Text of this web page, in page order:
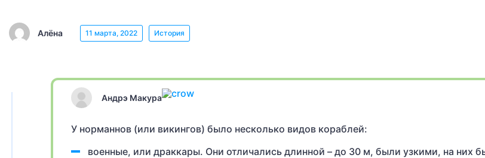
Алёна 11 марта, 2022 История
Андрэ Макура
У норманнов (или викингов) было несколько видов кораблей:
военные, или драккары. Они отличались длинной – до 30 м, были узкими, на них